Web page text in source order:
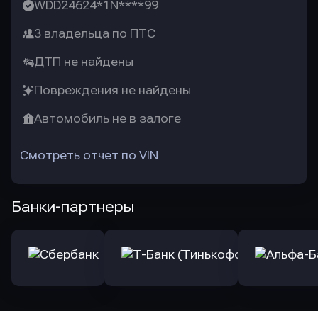
WDD24624*1N****99
3 владельца по ПТС
ДТП не найдены
Повреждения не найдены
Автомобиль не в залоге
Смотреть отчет по VIN
Банки-партнеры